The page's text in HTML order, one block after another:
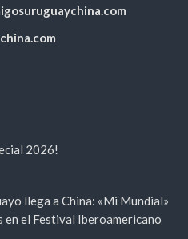
2026!
llega a China: «Mi Mundial»
en el Festival Iberoamericano